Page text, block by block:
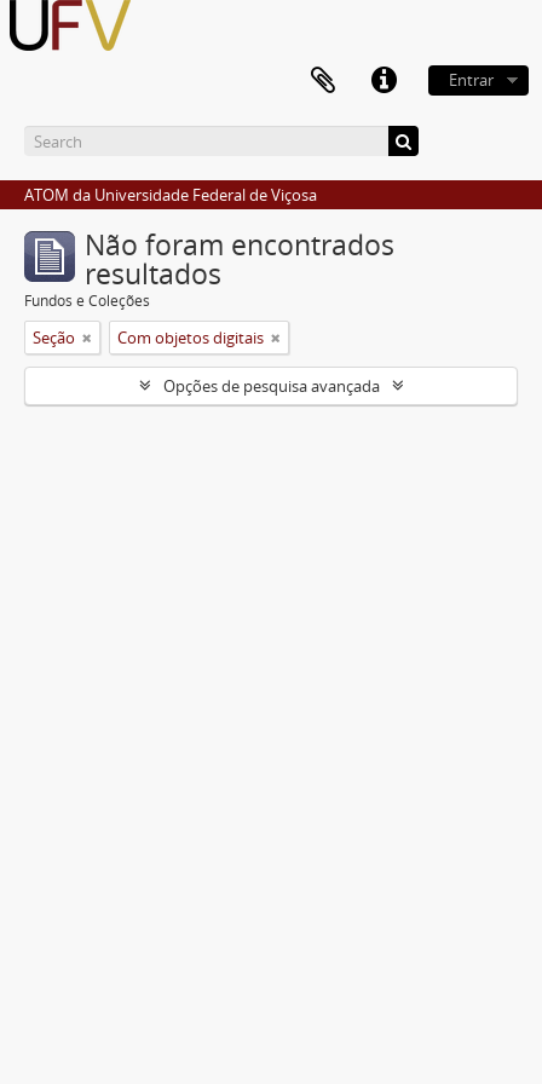
Entrar
ATOM da Universidade Federal de Viçosa
Não foram encontrados
resultados
Fundos e Coleções
Seção Com objetos digitais
Opções de pesquisa avançada